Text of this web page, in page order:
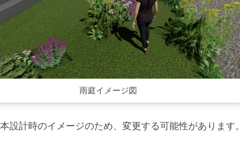
雨庭イメージ図
計時のイメージのため、変更する可能性があります